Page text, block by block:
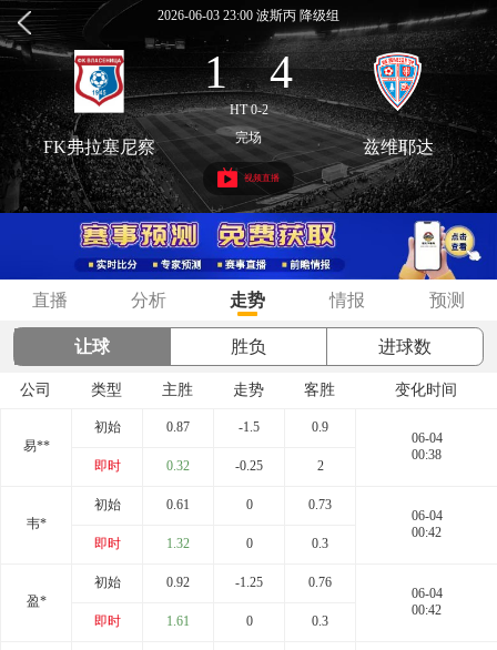
2026-06-03 23:00 波斯丙 降级组
1 : 4
HT 0-2
FK弗拉塞尼察 完场 兹维耶达
视频直播
直播 分析 走势 情报 预测
让球 胜负 进球数
公司 类型 主胜 走势 客胜 变化时间
易**
初始 0.87 -1.5 0.9
06-04
00:38
即时 0.32 -0.25 2
韦*
初始 0.61 0 0.73
06-04
00:42
即时 1.32 0 0.3
盈*
初始 0.92 -1.25 0.76
06-04
00:42
即时 1.61 0 0.3